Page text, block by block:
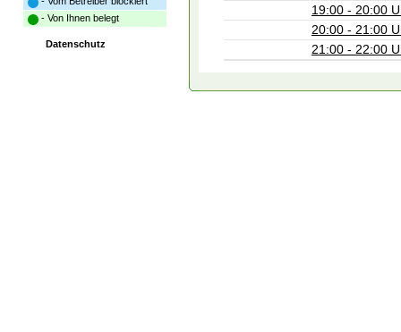
- Von Ihnen belegt
Datenschutz
19:00 - 20:00
20:00 - 21:00
21:00 - 22:00